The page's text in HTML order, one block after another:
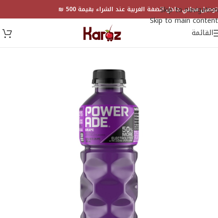
Skip to navigation
Skip to main content
توصيل مجاني داخل الضفة الغربية عند الشراء بقيمة 500 ₪
القائمة